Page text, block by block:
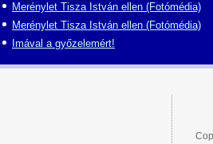
Merénylet Tisza István ellen (Fotómédia)
Merénylet Tisza István ellen (Fotómédia)
Imával a győzelemért!